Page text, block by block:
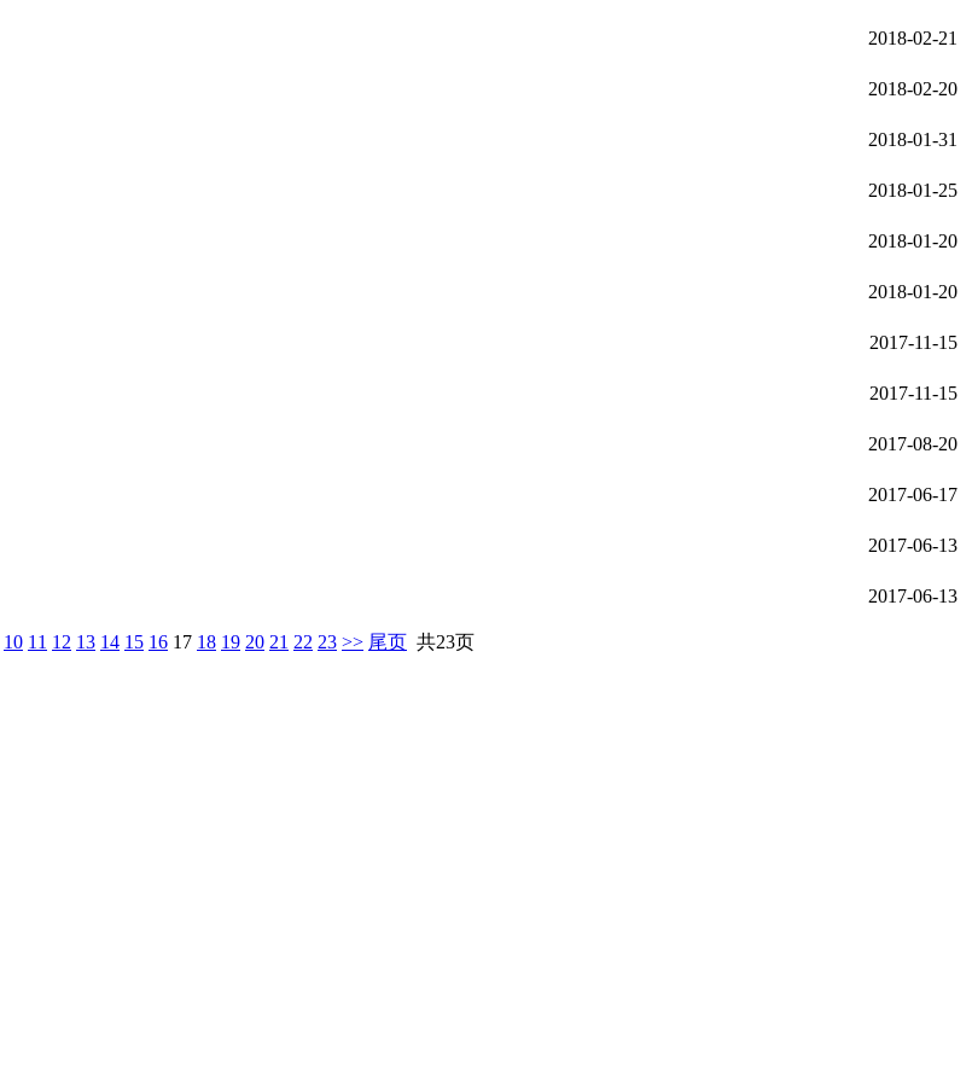
2018-02-21
2018-02-20
2018-01-31
2018-01-25
2018-01-20
2018-01-20
2017-11-15
2017-11-15
2017-08-20
2017-06-17
2017-06-13
2017-06-13
10 11 12 13 14 15 16 17 18 19 20 21 22 23 >> 尾页 共23页